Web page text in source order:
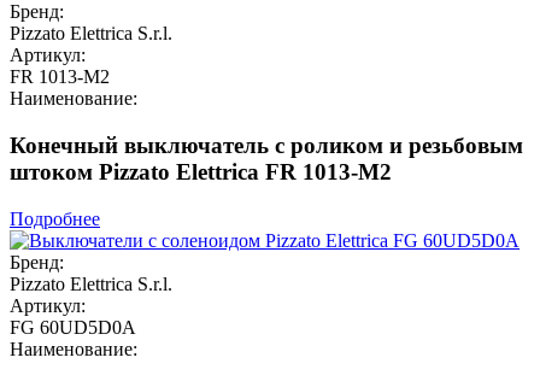
Бренд:
Pizzato Elettrica S.r.l.
Артикул:
FR 1013-M2
Наименование:
Конечный выключатель с роликом и резьбовым
штоком Pizzato Elettrica FR 1013-M2
Подробнее
Бренд:
Pizzato Elettrica S.r.l.
Артикул:
FG 60UD5D0A
Наименование: